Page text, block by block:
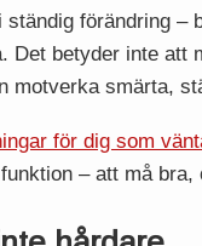
förändring –
Det betyder inte att
motverka smärta,
för dig som
– att må